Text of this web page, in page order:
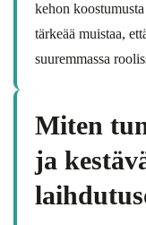
kehon
tärkeää muistaa,
suuremmassa
Miten
ja